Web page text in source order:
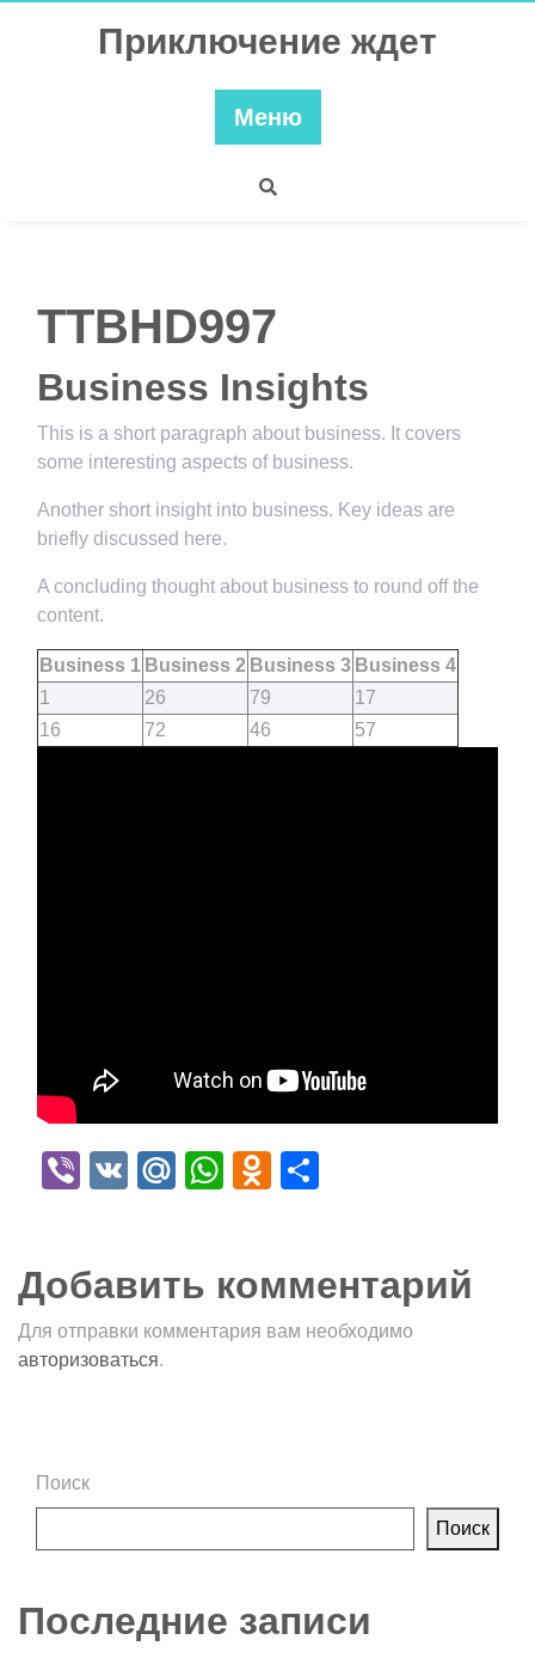
Приключение ждет
Меню
TTBHD997
Business Insights
This is a short paragraph about business. It covers
some interesting aspects of business.
Another short insight into business. Key ideas are
briefly discussed here.
A concluding thought about business to round off the
content.
Business 1 Business 2 Business 3 Business 4
1
26 79
17
16
72 46 57
Viber
VK Mail.Ru
WhatsApp
Odnoklassniki
Добавить комментарий
Для отправки комментария вам необходимо
авторизоваться.
Поиск
Поиск
Последние записи